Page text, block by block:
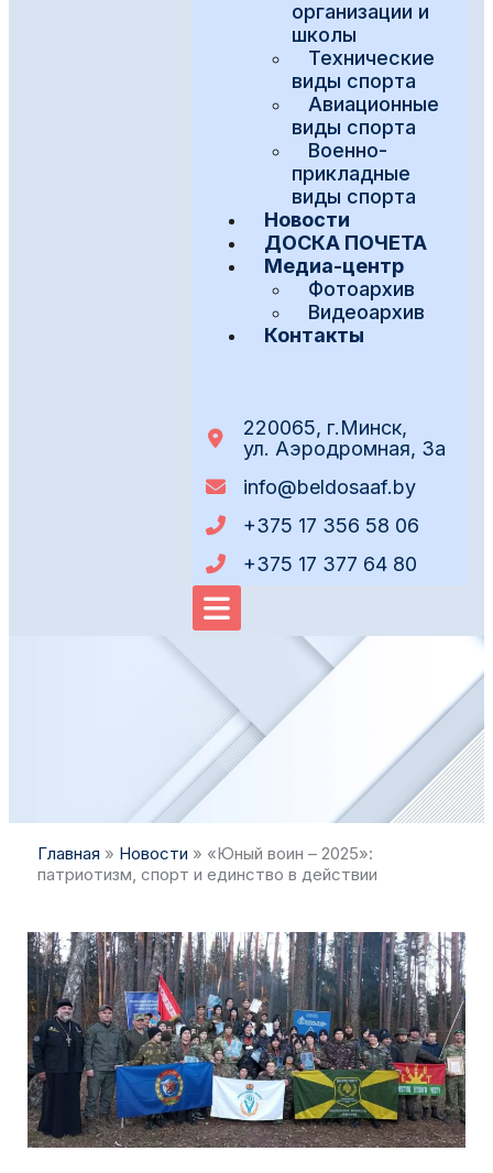
организации и
школы
Технические
виды спорта
Авиационные
виды спорта
Военно-
прикладные
виды спорта
Новости
ДОСКА ПОЧЕТА
Медиа-центр
Фотоархив
Видеоархив
Контакты
220065, г.Минск,
ул. Аэродромная, 3а
info@beldosaaf.by
+375 17 356 58 06
+375 17 377 64 80
Главная » Новости » «Юный воин – 2025»:
патриотизм, спорт и единство в действии